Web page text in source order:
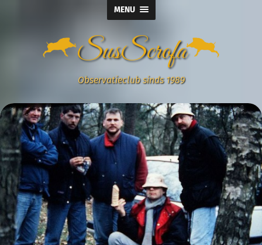
MENU
SusScrofa
Observatieclub sinds 1989